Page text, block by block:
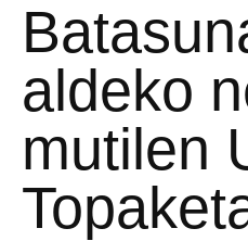
aldeko
mutilen